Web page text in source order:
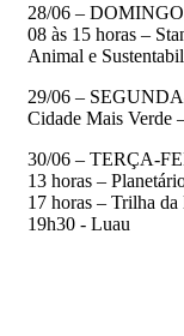
28/06 – DOMINGO
08 às 15 horas –
Animal e
29/06 –
Cidade Mais Verde
30/06 – TERÇA-
13 horas –
17 horas – Trilha da
19h30 - Luau